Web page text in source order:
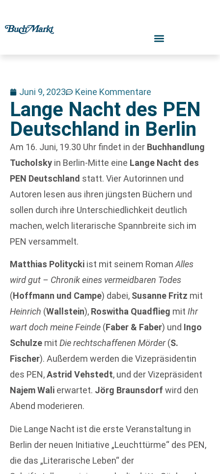
Juni 9, 2023 Keine Kommentare
Lange Nacht des PEN
Deutschland in Berlin
Am 16. Juni, 19.30 Uhr findet in der Buchhandlung
Tucholsky in Berlin-Mitte eine Lange Nacht des
PEN Deutschland statt. Vier Autorinnen und
Autoren lesen aus ihren jüngsten Büchern und
sollen durch ihre Unterschiedlichkeit deutlich
machen, welch literarische Spannbreite sich im
PEN versammelt.
Matthias Politycki ist mit seinem RomanAlles
wird gut – Chronik eines vermeidbaren Todes
(Hoffmann und Campe) dabei, Susanne Fritz mit
Heinrich (Wallstein), Roswitha Quadflieg mit Ihr
wart doch meine Feinde (Faber & Faber) und Ingo
Schulze mit Die rechtschaffenen Mörder(S.
Fischer). Außerdem werden die Vizepräsidentin
des PEN,Astrid Vehstedt, und der Vizepräsident
Najem Wali erwartet. Jörg Braunsdorf wird den
Abend moderieren.
Die Lange Nacht ist die erste Veranstaltung in
Berlin der neuen Initiative „Leuchttürme“ des PEN,
die das „Literarische Leben“ der